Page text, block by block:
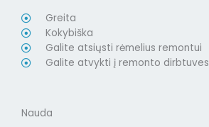
Greita
Kokybiška
Galite atsiųsti rėmelius remontui
Galite atvykti į remonto dirbtuves
Nauda